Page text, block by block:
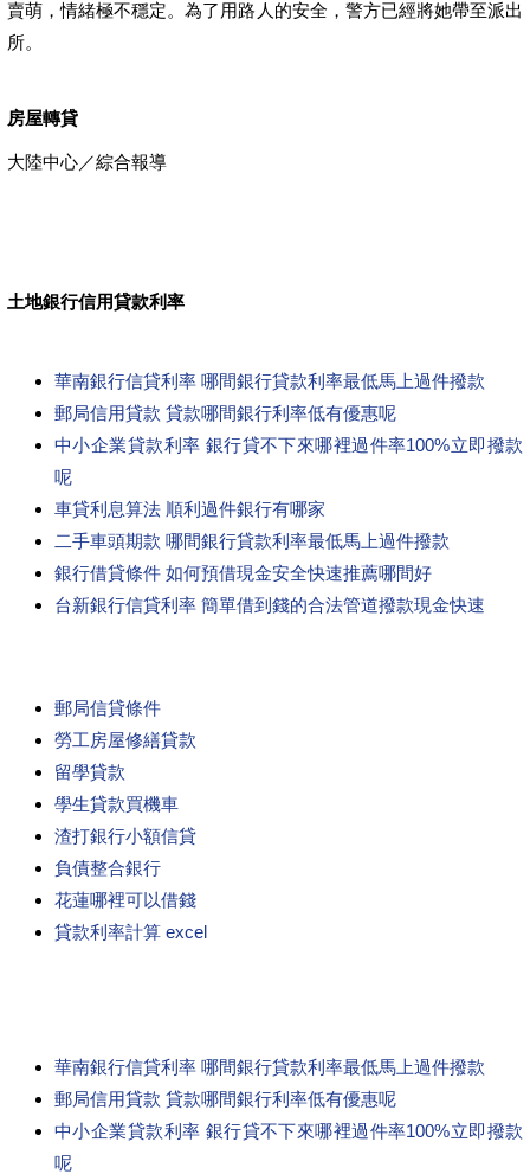
賣萌，情緒極不穩定。為了用路人的安全，警方已經將她帶至派出
所。
房屋轉貸
大陸中心／綜合報導
土地銀行信用貸款利率
華南銀行信貸利率 哪間銀行貸款利率最低馬上過件撥款
郵局信用貸款 貸款哪間銀行利率低有優惠呢
中小企業貸款利率 銀行貸不下來哪裡過件率100%立即撥款
呢
車貸利息算法 順利過件銀行有哪家
二手車頭期款 哪間銀行貸款利率最低馬上過件撥款
銀行借貸條件 如何預借現金安全快速推薦哪間好
台新銀行信貸利率 簡單借到錢的合法管道撥款現金快速
郵局信貸條件
勞工房屋修繕貸款
留學貸款
學生貸款買機車
渣打銀行小額信貸
負債整合銀行
花蓮哪裡可以借錢
貸款利率計算 excel
華南銀行信貸利率 哪間銀行貸款利率最低馬上過件撥款
郵局信用貸款 貸款哪間銀行利率低有優惠呢
中小企業貸款利率 銀行貸不下來哪裡過件率100%立即撥款
呢